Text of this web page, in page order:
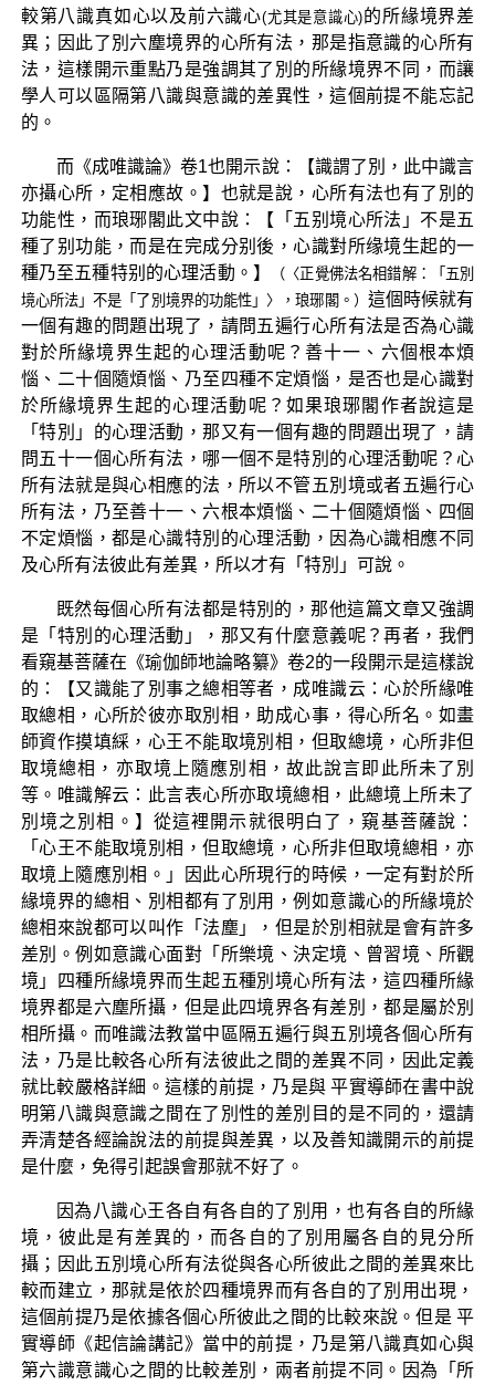
較第八識真如心以及前六識心(尤其是意識心)的所緣境界差
異；因此了別六塵境界的心所有法，那是指意識的心所有
法，這樣開示重點乃是強調其了別的所緣境界不同，而讓
學人可以區隔第八識與意識的差異性，這個前提不能忘記
的。
而《成唯識論》卷1也開示說：【識謂了別，此中識言
亦攝心所，定相應故。】也就是說，心所有法也有了別的
功能性，而琅琊閣此文中說：【「五别境心所法」不是五
種了别功能，而是在完成分别後，心識對所缘境生起的一
種乃至五種特别的心理活動。】
（〈正覺佛法名相錯解：「五別
境心所法」不是「了別境界的功能性」〉，琅琊閣。） 這個時候就有
一個有趣的問題出現了，請問五遍行心所有法是否為心識
對於所緣境界生起的心理活動呢？善十一、六個根本煩
惱、二十個隨煩惱、乃至四種不定煩惱，是否也是心識對
於所緣境界生起的心理活動呢？如果琅琊閣作者說這是
「特別」的心理活動，那又有一個有趣的問題出現了，請
問五十一個心所有法，哪一個不是特別的心理活動呢？心
所有法就是與心相應的法，所以不管五別境或者五遍行心
所有法，乃至善十一、六根本煩惱、二十個隨煩惱、四個
不定煩惱，都是心識特別的心理活動，因為心識相應不同
及心所有法彼此有差異，所以才有「特別」可說。
既然每個心所有法都是特別的，那他這篇文章又強調
是「特別的心理活動」，那又有什麼意義呢？再者，我們
看窺基菩薩在《瑜伽師地論略纂》卷2的一段開示是這樣說
的：【又識能了別事之總相等者，成唯識云：心於所緣唯
取總相，心所於彼亦取別相，助成心事，得心所名。如畫
師資作摸填綵，心王不能取境別相，但取總境，心所非但
取境總相，亦取境上隨應別相，故此說言即此所未了別
等。唯識解云：此言表心所亦取境總相，此總境上所未了
別境之別相。】從這裡開示就很明白了，窺基菩薩說：
「心王不能取境別相，但取總境，心所非但取境總相，亦
取境上隨應別相。」因此心所現行的時候，一定有對於所
緣境界的總相、別相都有了別用，例如意識心的所緣境於
總相來說都可以叫作「法塵」，但是於別相就是會有許多
差別。例如意識心面對「所樂境、決定境、曾習境、所觀
境」四種所緣境界而生起五種別境心所有法，這四種所緣
境界都是六塵所攝，但是此四境界各有差別，都是屬於別
相所攝。而唯識法教當中區隔五遍行與五別境各個心所有
法，乃是比較各心所有法彼此之間的差異不同，因此定義
就比較嚴格詳細。這樣的前提，乃是與 平實導師在書中說
明第八識與意識之間在了別性的差別目的是不同的，還請
弄清楚各經論說法的前提與差異，以及善知識開示的前提
是什麼，免得引起誤會那就不好了。
因為八識心王各自有各自的了別用，也有各自的所緣
境，彼此是有差異的，而各自的了別用屬各自的見分所
攝；因此五別境心所有法從與各心所彼此之間的差異來比
較而建立，那就是依於四種境界而有各自的了別用出現，
這個前提乃是依據各個心所彼此之間的比較來說。但是 平
實導師《起信論講記》當中的前提，乃是第八識真如心與
第六識意識心之間的比較差別，兩者前提不同。因為「所